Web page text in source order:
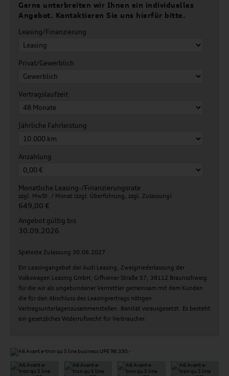
Gerne unterbreiten wir Ihnen ein individuelles
Angebot. Kontaktieren Sie uns hierfür bitte.
Leasing/Finanzierung
Privat/Gewerblich
Vertragslaufzeit
Jährliche Fahrleistung
Anzahlung
Monatliche Leasing-/Finanzierungsrate
zzgl. MwSt. / Monat (zzgl. Überführung, zzgl. Zulassung)
649,00 €
Angebot gültig bis
30.09.2026
Späteste Zulassung 30.06.2027
Ein Leasingangebot der Audi Leasing, Zweigniederlassung der
Volkswagen Leasing GmbH, Gifhorner Straße 57, 38112 Braunschweig
für die wir als ungebundener Vermittler gemeinsam mit dem Kunden
die für den Abschluss des Leasingvertrags nötigen
Vertragsunterlagenzusammenstellen. Bonität vorausgesetzt. Es besteht
ein gesetzliches Widerrufsrecht für Verbraucher.